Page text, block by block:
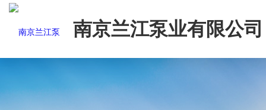
南京兰江泵业有限公司